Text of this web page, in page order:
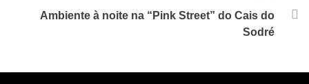
Ambiente à noite na “Pink Street” do Cais do
Sodré